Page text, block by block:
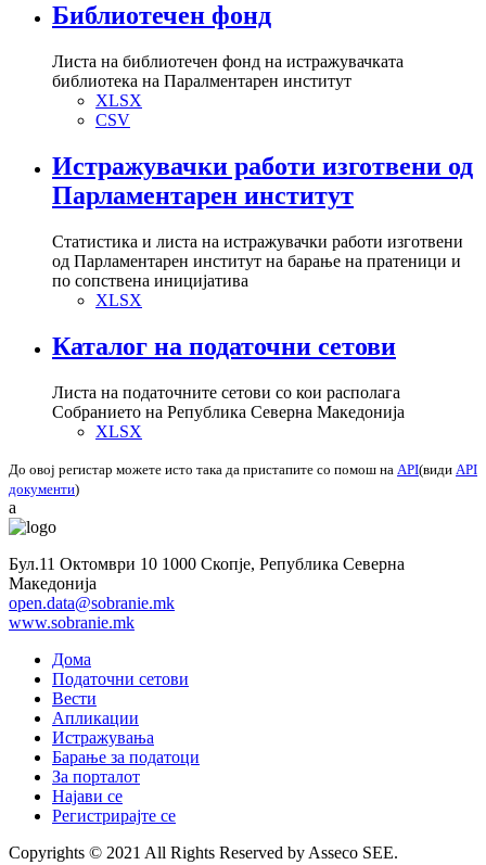
Библиотечен фонд
Листа на библиотечен фонд на истражувачката
библиотека на Паралментарен институт
XLSX
CSV
Истражувачки работи изготвени од
Парламентарен институт
Статистика и листа на истражувачки работи изготвени
од Парламентарен институт на барање на пратеници и
по сопствена иницијатива
XLSX
Каталог на податочни сетови
Листа на податочните сетови со кои располага
Собранието на Република Северна Македонија
XLSX
До овој регистар можете исто така да пристапите со помош на API(види API
документи)
a
Бул.11 Октомври 10 1000 Скопје, Република Северна
Македонија
open.data@sobranie.mk
www.sobranie.mk
Дома
Податочни сетови
Вести
Апликации
Истражувања
Барање за податоци
За порталот
Најави се
Регистрирајте се
Copyrights © 2021 All Rights Reserved by Asseco SEE.